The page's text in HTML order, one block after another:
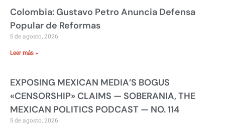
Colombia: Gustavo Petro Anuncia Defensa
Popular de Reformas
5 de agosto, 2026
Leer más »
EXPOSING MEXICAN MEDIA’S BOGUS
«CENSORSHIP» CLAIMS — SOBERANIA, THE
MEXICAN POLITICS PODCAST — NO. 114
5 de agosto, 2026